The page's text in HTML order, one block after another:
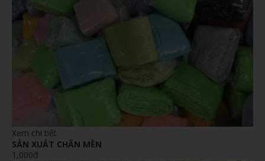
Xem chi tiết
SẢN XUÁT CHĂN MỀN
1,000đ